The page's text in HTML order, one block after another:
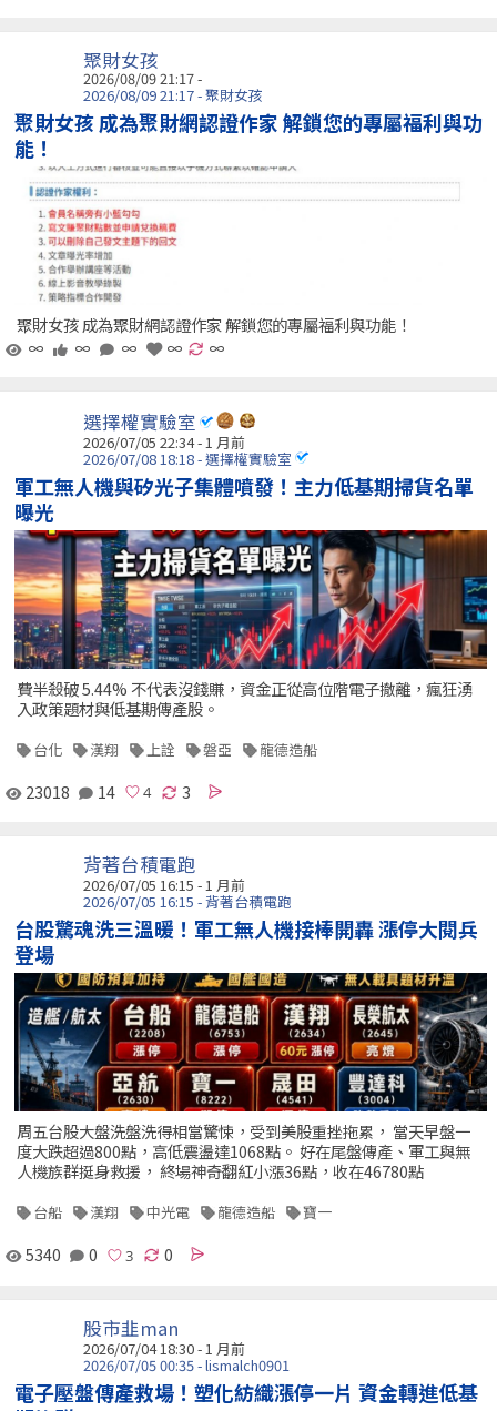
聚財女孩
2026/08/09 21:17 -
2026/08/09 21:17 - 聚財女孩
聚財女孩 成為聚財網認證作家 解鎖您的專屬福利與功
能！
聚財女孩 成為聚財網認證作家 解鎖您的專屬福利與功能！
∞
∞ ∞ ∞ ∞
選擇權實驗室
2026/07/05 22:34 - 1 月前
2026/07/08 18:18 - 選擇權實驗室
軍工無人機與矽光子集體噴發！主力低基期掃貨名單
曝光
費半殺破 5.44% 不代表沒錢賺，資金正從高位階電子撤離，瘋狂湧
入政策題材與低基期傳產股。
台化 漢翔 上詮 磐亞 龍德造船
23018 14 3
背著台積電跑
2026/07/05 16:15 - 1 月前
2026/07/05 16:15 - 背著台積電跑
台股驚魂洗三溫暖！軍工無人機接棒開轟 漲停大閱兵
登場
周五台股大盤洗盤洗得相當驚悚，受到美股重挫拖累， 當天早盤一
度大跌超過800點，高低震盪達1068點。 好在尾盤傳產、軍工與無
人機族群挺身救援， 終場神奇翻紅小漲36點，收在46780點
台船 漢翔 中光電 龍德造船 寶一
5340 0 0
股市韭man
2026/07/04 18:30 - 1 月前
2026/07/05 00:35 - lismalch0901
電子壓盤傳產救場！塑化紡織漲停一片 資金轉進低基